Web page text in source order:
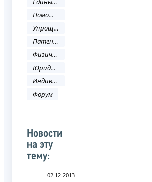
Помощь налогоплательщику
Упрощенная система налогооблажения
Патентная система налогообложения
Физическое лицо
Юридическое лицо
Индивидуальный предприниматель
Форум
Новости
на эту
тему:
02.12.2013